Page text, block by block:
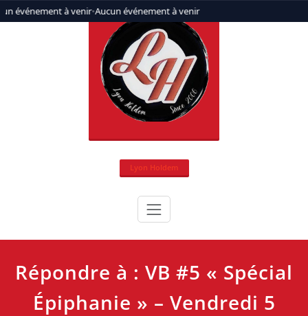
événement à venir•Aucun événement à venir
Aller
au
Lyon Holdem
Répondre à : VB #5 « Spécial
Épiphanie » – Vendredi 5